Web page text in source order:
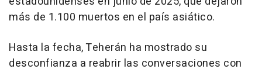
más de 1.100 muertos en el país asiático.
Hasta la fecha, Teherán ha mostrado su
desconfianza a reabrir las conversaciones con